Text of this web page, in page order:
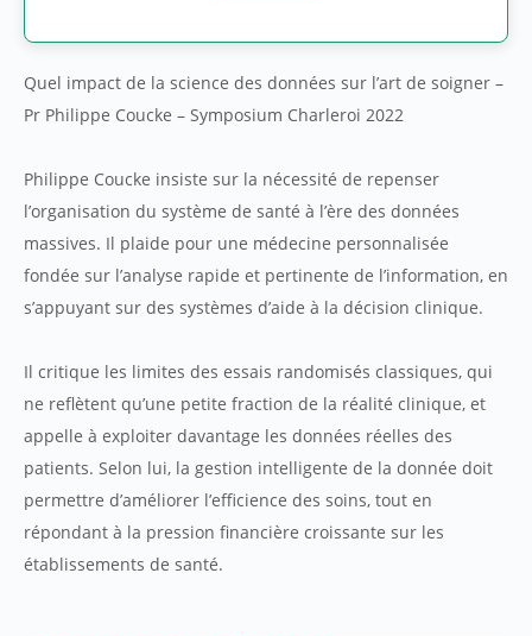
Quel impact de la science des données sur l’art de soigner –
Pr Philippe Coucke – Symposium Charleroi 2022
Philippe Coucke insiste sur la nécessité de repenser
l’organisation du système de santé à l’ère des données
massives. Il plaide pour une médecine personnalisée
fondée sur l’analyse rapide et pertinente de l’information, en
s’appuyant sur des systèmes d’aide à la décision clinique.
Il critique les limites des essais randomisés classiques, qui
ne reflètent qu’une petite fraction de la réalité clinique, et
appelle à exploiter davantage les données réelles des
patients. Selon lui, la gestion intelligente de la donnée doit
permettre d’améliorer l’efficience des soins, tout en
répondant à la pression financière croissante sur les
établissements de santé.